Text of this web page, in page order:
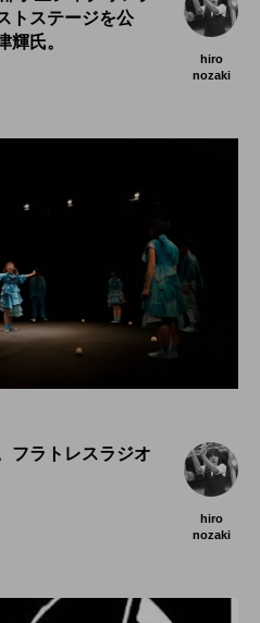
トステージを公
輝氏。
hiro
nozaki
フラトレスラジオ
hiro
nozaki